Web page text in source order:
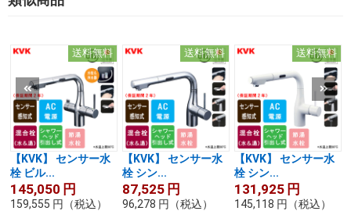
送料無料
【KVK】 センサー水
栓 ビル...
145,050 円
159,555 円 （税込）
送料無料
【KVK】 センサー水
栓 シン...
87,525 円
96,278 円 （税込）
送料無料
【KVK】 センサー水
栓 シン...
131,925 円
145,118 円 （税込）